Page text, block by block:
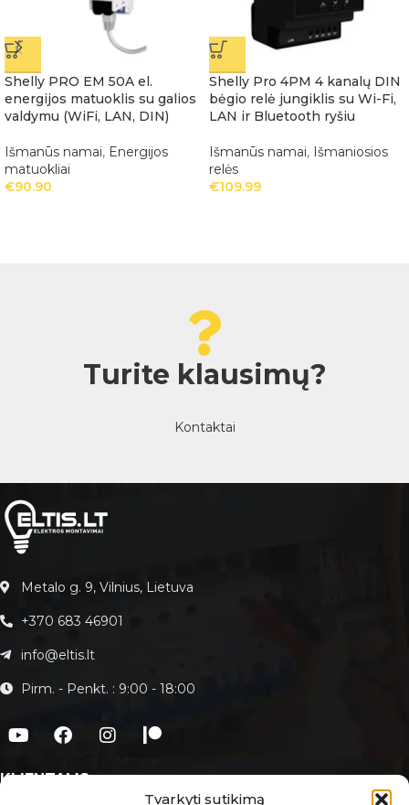
Tvarkyti sutikimą
Shelly PRO EM 50A el.
energijos matuoklis su galios
valdymu (WiFi, LAN, DIN)
Išmanūs namai, Energijos
matuokliai
€90.90
Shelly Pro 4PM 4 kanalų DIN
bėgio relė jungiklis su Wi-Fi,
LAN ir Bluetooth ryšiu
Išmanūs namai, Išmaniosios
relės
€109.99
Turite klausimų?
Kontaktai
Metalo g. 9, Vilnius, Lietuva
+370 683 46901
info@eltis.lt
Pirm. - Penkt. : 9:00 - 18:00
KLIENTAMS